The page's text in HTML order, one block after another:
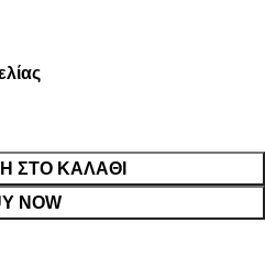
ΣΤΟ ΚΑΛΆΘΙ
NOW